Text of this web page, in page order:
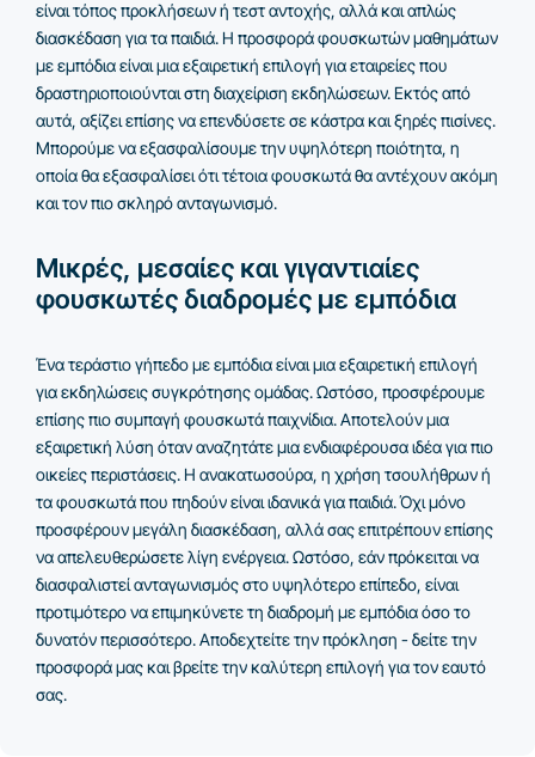
είναι τόπος προκλήσεων ή τεστ αντοχής, αλλά και απλώς
διασκέδαση για τα παιδιά. Η προσφορά φουσκωτών μαθημάτων
με εμπόδια είναι μια εξαιρετική επιλογή για εταιρείες που
δραστηριοποιούνται στη διαχείριση εκδηλώσεων. Εκτός από
αυτά, αξίζει επίσης να επενδύσετε σε κάστρα και ξηρές πισίνες.
Μπορούμε να εξασφαλίσουμε την υψηλότερη ποιότητα, η
οποία θα εξασφαλίσει ότι τέτοια φουσκωτά θα αντέχουν ακόμη
και τον πιο σκληρό ανταγωνισμό.
Μικρές, μεσαίες και γιγαντιαίες
φουσκωτές διαδρομές με εμπόδια
Ένα τεράστιο γήπεδο με εμπόδια είναι μια εξαιρετική επιλογή
για εκδηλώσεις συγκρότησης ομάδας. Ωστόσο, προσφέρουμε
επίσης πιο συμπαγή φουσκωτά παιχνίδια. Αποτελούν μια
εξαιρετική λύση όταν αναζητάτε μια ενδιαφέρουσα ιδέα για πιο
οικείες περιστάσεις. Η ανακατωσούρα, η χρήση τσουλήθρων ή
τα φουσκωτά που πηδούν είναι ιδανικά για παιδιά. Όχι μόνο
προσφέρουν μεγάλη διασκέδαση, αλλά σας επιτρέπουν επίσης
να απελευθερώσετε λίγη ενέργεια. Ωστόσο, εάν πρόκειται να
διασφαλιστεί ανταγωνισμός στο υψηλότερο επίπεδο, είναι
προτιμότερο να επιμηκύνετε τη διαδρομή με εμπόδια όσο το
δυνατόν περισσότερο. Αποδεχτείτε την πρόκληση - δείτε την
προσφορά μας και βρείτε την καλύτερη επιλογή για τον εαυτό
σας.